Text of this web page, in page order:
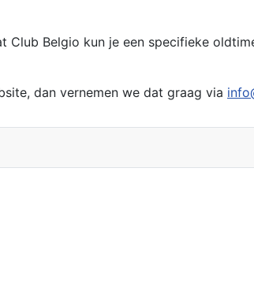
Belgio kun je een specifieke
dan vernemen we dat graag via